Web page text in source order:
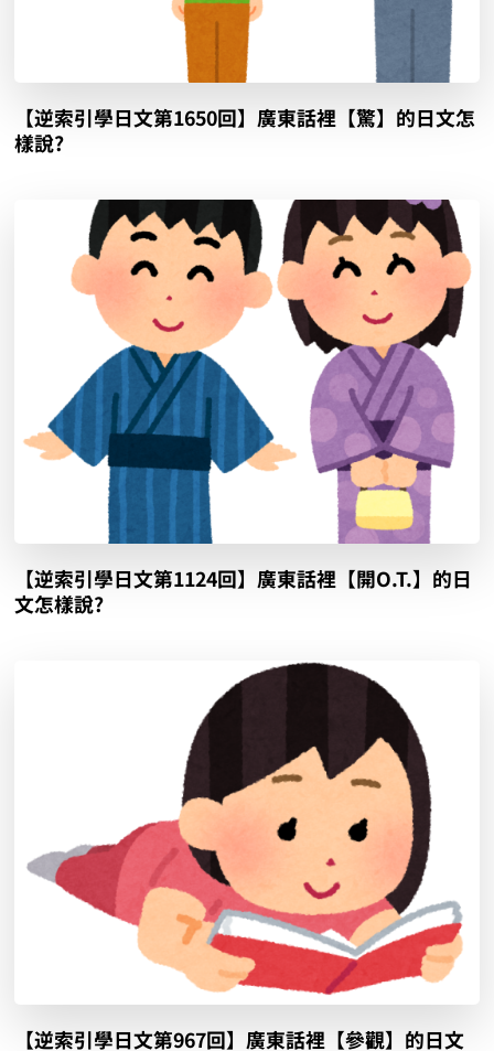
【逆索引學日文第1650回】廣東話裡【驚】的日文怎
樣說?
【逆索引學日文第1124回】廣東話裡【開O.T.】的日
文怎樣說?
【逆索引學日文第967回】廣東話裡【參觀】的日文